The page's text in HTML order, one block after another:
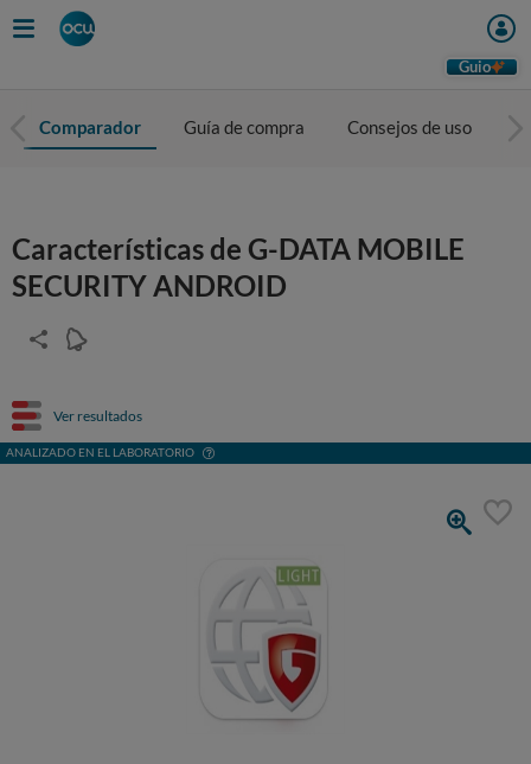
Guio
Comparador Guía de compra Consejos de uso
Características de G-DATA MOBILE
SECURITY ANDROID
Ver resultados
ANALIZADO EN EL LABORATORIO